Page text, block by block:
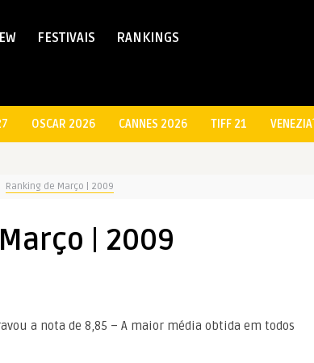
FESTIVAIS RANKINGS
OSCAR 2026 CANNES 2026 TIFF 21
Ranking de Março | 2009
| 2009
a nota de 8,85 – A maior média obtida em todos